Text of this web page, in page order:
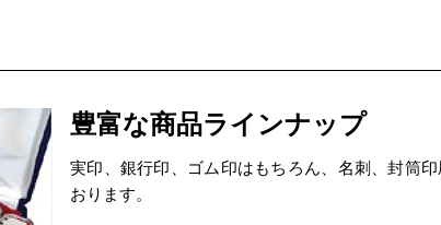
豊富な商品ラインナップ
実印、銀行印、ゴム印はもちろん、名刺、封筒
おります。